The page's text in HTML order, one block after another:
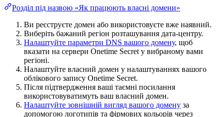
Розділ під назвою «Як працюють власні домени»
Ви реєструєте домен або використовуєте вже наявний.
Виберіть бажаний регіон розташування дата-центру.
Налаштуйте параметри DNS вашого домену, щоб
вказати на сервери Onetime Secret у вибраному вами
регіоні.
Налаштуйте власний домен у налаштуваннях вашого
облікового запису Onetime Secret.
Після підтвердження ваші таємні посилання
використовуватимуть ваш власний домен.
Налаштуйте зовнішній вигляд вашого домену за
допомогою логотипів та фірмових кольорів через